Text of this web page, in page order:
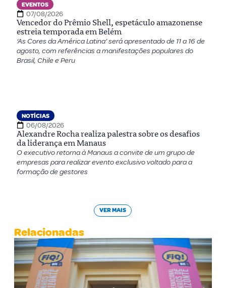
EVENTOS
07/08/2026
Vencedor do Prêmio Shell, espetáculo amazonense
estreia temporada em Belém
‘As Cores da América Latina’ será apresentado de 11 a 16 de
agosto, com referências a manifestações populares do
Brasil, Chile e Peru
NOTÍCIAS
06/08/2026
Alexandre Rocha realiza palestra sobre os desafios
da liderança em Manaus
O executivo retorna à Manaus a convite de um grupo de
empresas para realizar evento exclusivo voltado para a
formação de gestores
VER MAIS
Relacionadas